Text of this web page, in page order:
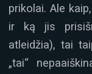
prikolai. Ale
ir ką jis
atleidžia), tai
„tai“